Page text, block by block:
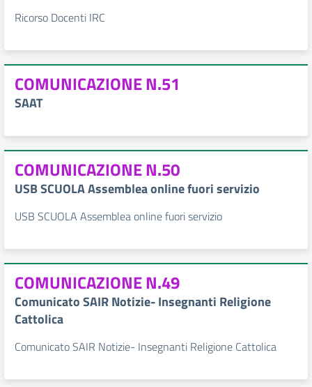
Ricorso Docenti IRC
COMUNICAZIONE N.51
SAAT
COMUNICAZIONE N.50
USB SCUOLA Assemblea online fuori servizio
USB SCUOLA Assemblea online fuori servizio
COMUNICAZIONE N.49
Comunicato SAIR Notizie- Insegnanti Religione
Cattolica
Comunicato SAIR Notizie- Insegnanti Religione Cattolica